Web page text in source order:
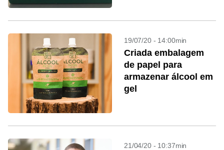
19/07/20 - 14:00min
Criada embalagem
de papel para
armazenar álcool em
gel
21/04/20 - 10:37min